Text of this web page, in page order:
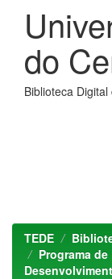
do
Biblioteca
TEDE
Programa